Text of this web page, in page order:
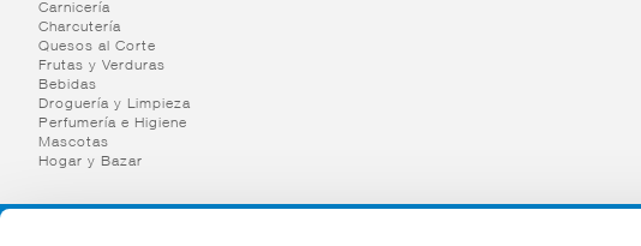
Carnicería
Charcutería
Quesos al Corte
Frutas y Verduras
Bebidas
Droguería y Limpieza
Perfumería e Higiene
Mascotas
Hogar y Bazar